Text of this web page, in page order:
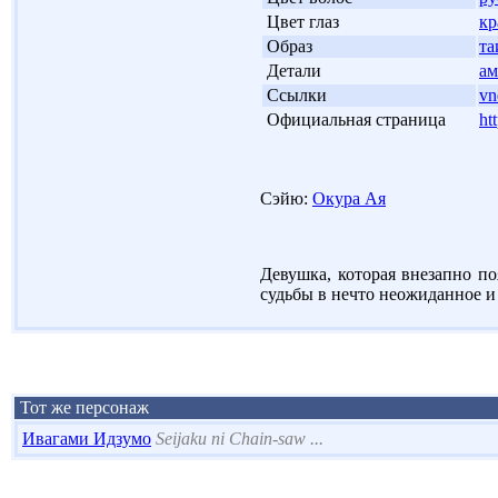
Цвет глаз
Образ
Детали
Ссылки
Официальная страница
Сэйю: Окура Ая
Девушка, которая внезапно
судьбы в нечто неожиданное
Тот же персонаж
Ивагами Идзумо Seijaku ni Chain-saw ...